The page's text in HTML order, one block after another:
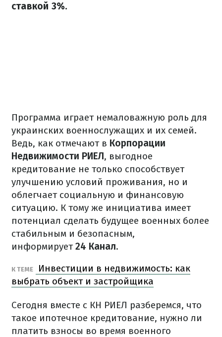
ставкой 3%.
Программа играет немаловажную роль для
украинских военнослужащих и их семей.
Ведь, как отмечают в Корпорации
Недвижимости РИЕЛ, выгодное
кредитование не только способствует
улучшению условий проживания, но и
облегчает социальную и финансовую
ситуацию. К тому же инициатива имеет
потенциал сделать будущее военных более
стабильным и безопасным,
информирует24 Канал.
К ТЕМЕ
Инвестиции в недвижимость: как
выбрать объект и застройщика
Сегодня вместе с КН РИЕЛ разберемся, что
такое ипотечное кредитование, нужно ли
платить взносы во время военного